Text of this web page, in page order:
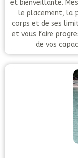
et bienveillante.
le placement, la
corps et de ses
et vous faire
de vos